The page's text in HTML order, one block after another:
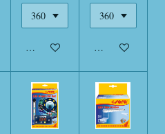
In winkelwagen In winkelwagen